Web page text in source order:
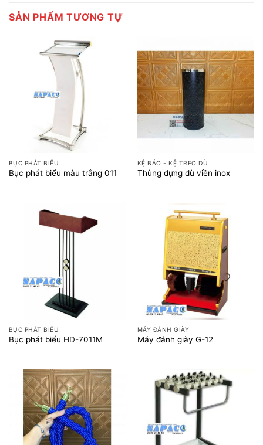
SẢN PHẨM TƯƠNG TỰ
BỤC PHÁT BIỂU
Bục phát biểu màu trắng 011
KỆ BÁO - KỆ TREO DÙ
Thùng đựng dù viền inox
BỤC PHÁT BIỂU
Bục phát biểu HD-7011M
MÁY ĐÁNH GIÀY
Máy đánh giày G-12